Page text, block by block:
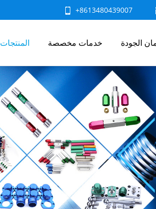
+8613480439007
المنتجات خدمات مخصصة الجودة